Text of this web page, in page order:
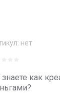
нет
как